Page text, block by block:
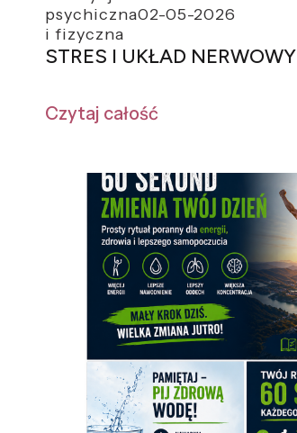
psychiczna
i fizyczna
02-05-2026
STRES I UKŁAD NERWOWY
Czytaj całość